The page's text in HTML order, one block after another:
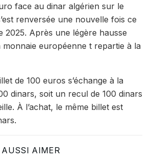
face au dinar algérien sur le
renversée une nouvelle fois ce
2025. Après une légère hausse
européenne t repartie à la
de 100 euros s’échange à la
dinars, soit un recul de 100 dinars
À l’achat, le même billet est
AUSSI AIMER